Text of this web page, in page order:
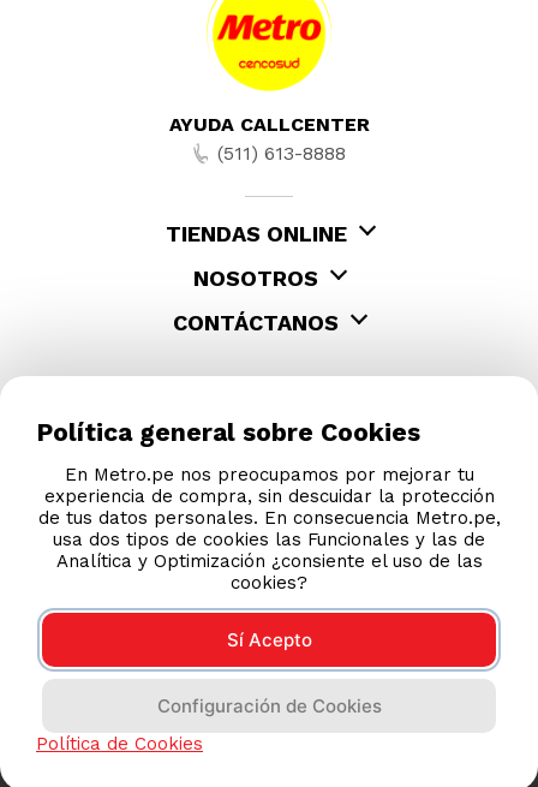
AYUDA CALLCENTER
(511) 613-8888
TIENDAS ONLINE
NOSOTROS
CONTÁCTANOS
COMPRAS 100% SEGURAS
Esta tienda usa Niubiz para realizar transacciones
electrónicas.
Política general sobre Cookies
En Metro.pe nos preocupamos por mejorar tu
experiencia de compra, sin descuidar la protección
de tus datos personales. En consecuencia Metro.pe,
usa dos tipos de cookies las Funcionales y las de
Analítica y Optimización ¿consiente el uso de las
cookies?
Sí Acepto
Configuración de Cookies
Política de Cookies